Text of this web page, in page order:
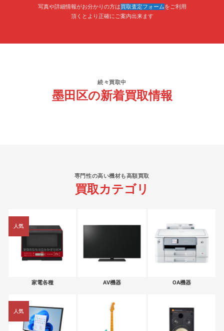
写真や詳細情報がお分かりの方は買取査定フォームをご利用
頂くとより正確にご案内出来ます
続々買取中
墨田区の新着買取情報
専門性の高い機材も高額買取
買取カテゴリ
人気
家電各種 AV機器 OA機器
人気